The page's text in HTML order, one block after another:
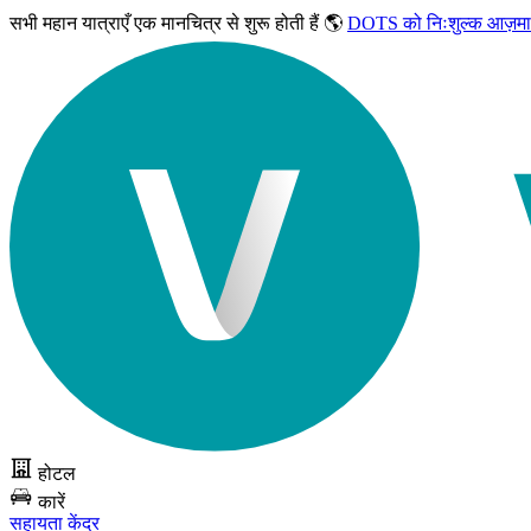
सभी महान यात्राएँएक मानचित्र से शुरू होती हैं 🌎 DOTS को निःशुल्क
होटल
कारें
सहायता केंद्र